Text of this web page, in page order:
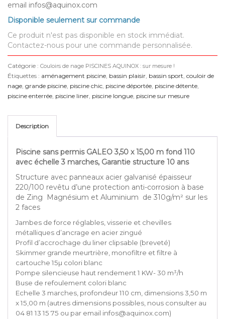
email infos@aquinox.com
Disponible seulement sur commande
Ce produit n'est pas disponible en stock immédiat.
Contactez-nous pour une commande personnalisée.
Catégorie : Couloirs de nage PISCINES AQUINOX : sur mesure !
Étiquettes : aménagement piscine, bassin plaisir, bassin sport, couloir de
nage, grande piscine, piscine chic, piscine déportée, piscine détente,
piscine enterrée, piscine liner, piscine longue, piscine sur mesure
Description
Piscine sans permis GALEO 3,50 x 15,00 m fond 110
avec échelle 3 marches, Garantie structure 10 ans
Structure avec panneaux acier galvanisé épaisseur
220/100 revêtu d’une protection anti-corrosion à base
de Zing Magnésium et Aluminium de 310g/m² sur les
2 faces
Jambes de force réglables, visserie et chevilles
métalliques d’ancrage en acier zingué
Profil d’accrochage du liner clipsable (breveté)
Skimmer grande meurtrière, monofiltre et filtre à
cartouche 15µ colori blanc
Pompe silencieuse haut rendement 1 KW- 30 m³/h
Buse de refoulement colori blanc
Echelle 3 marches, profondeur 110 cm, dimensions 3,50 m
x 15,00 m (autres dimensions possibles, nous consulter au
04 81 13 15 75 ou par email infos@aquinox.com)